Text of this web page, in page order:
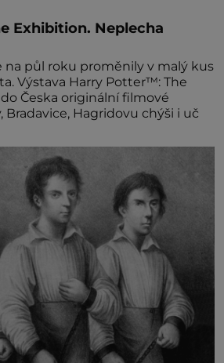
Exhibition. Neplecha
na půl roku proměnily v malý kus
Výstava Harry Potter™: The
Česka originální filmové
Bradavice, Hagridovu chýši i uč